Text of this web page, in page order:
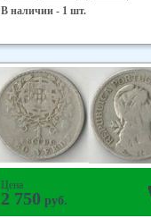
В наличии - 1 шт.
Цена
2 750 руб.